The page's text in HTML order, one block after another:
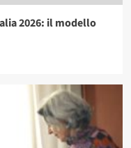
2026: il modello